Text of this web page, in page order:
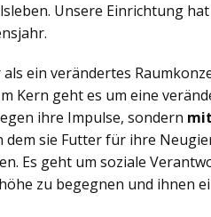
Unsere Einrichtung
ein verändertes
Kern geht es um eine
ihre Impulse, sondern mit
sie Futter für ihre
Es geht um soziale
zu begegnen und ihnen